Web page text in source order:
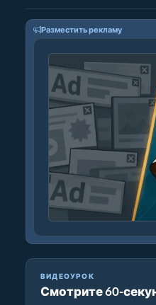
Разместить рекламу
ВИДЕОУРОК
Смотрите 60-
Как Конвертировать